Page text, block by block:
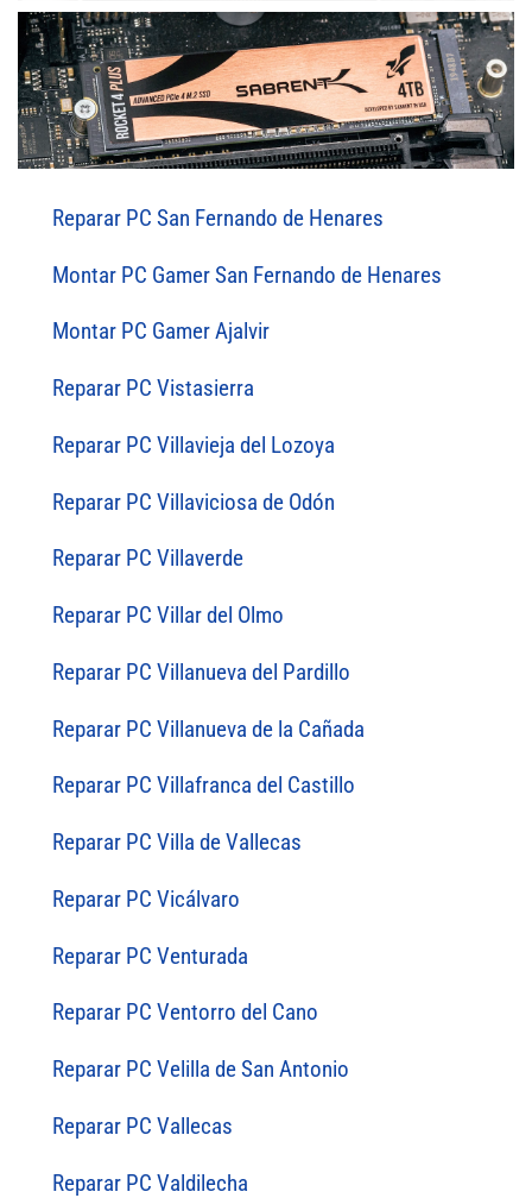
Reparar PC San Fernando de Henares
Montar PC Gamer San Fernando de Henares
Montar PC Gamer Ajalvir
Reparar PC Vistasierra
Reparar PC Villavieja del Lozoya
Reparar PC Villaviciosa de Odón
Reparar PC Villaverde
Reparar PC Villar del Olmo
Reparar PC Villanueva del Pardillo
Reparar PC Villanueva de la Cañada
Reparar PC Villafranca del Castillo
Reparar PC Villa de Vallecas
Reparar PC Vicálvaro
Reparar PC Venturada
Reparar PC Ventorro del Cano
Reparar PC Velilla de San Antonio
Reparar PC Vallecas
Reparar PC Valdilecha